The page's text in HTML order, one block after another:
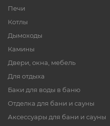
Печи
Котлы
Дымоходы
Камины
Двери, окна, мебель
Для отдыха
Баки для воды в баню
Отделка для бани и сауны
Аксессуары для бани и сауны